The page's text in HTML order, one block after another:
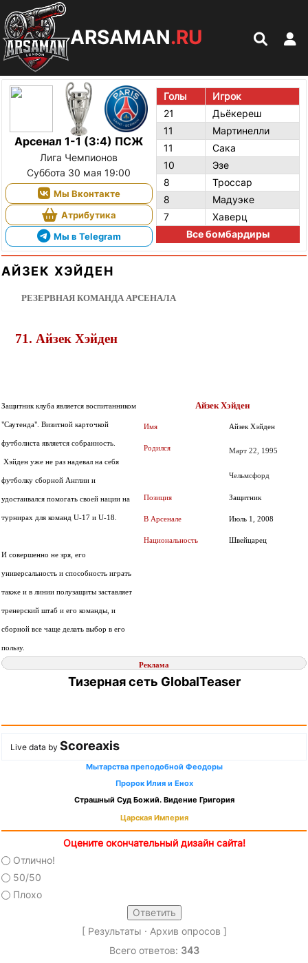
ARSAMAN.RU
Арсенал 1-1 (3:4) ПСЖ
Лига Чемпионов
Суббота 30 мая 19:00
Мы Вконтакте
Атрибутика
Мы в Telegram
Голы
Игрок
21
Дьёкереш
11
Мартинелли
11
Сака
10
Эзе
8
Троссар
8
Мадуэке
7
Хаверц
Все бомбардиры
АЙЗЕК ХЭЙДЕН
РЕЗЕРВНАЯ КОМАНДА АРСЕНАЛА
71. Айзек Хэйден
Защитник клуба является воспитанником
"Саутенда". Визитной карточкой
футболиста является собранность.
Айзек Хэйден
Имя Айзек Хэйден
Родился Март 22, 1995
Чельмсфорд
Позиция Защитник
В Арсенале Июль 1, 2008
Национальность Швейцарец
Хэйден уже не раз надевал на себя
футболку сборной Англии и
удостаивался помогать своей нации на
турнирах для команд U-17 и U-18.
И совершенно не зря, его
универсальность и способность играть
также и в линии полузащиты заставляет
тренерский штаб и его команды, и
сборной все чаще делать выбор в его
пользу.
Реклама
Тизерная сеть GlobalTeaser
Live data by Scoreaxis
Мытарства преподобной Феодоры
Пророк Илия и Енох
Страшный Суд Божий. Видение Григория
Царская Империя
Оцените окончательный дизайн сайта!
Отлично!
50/50
Плохо
[ Результаты · Архив опросов ]
Всего ответов: 343